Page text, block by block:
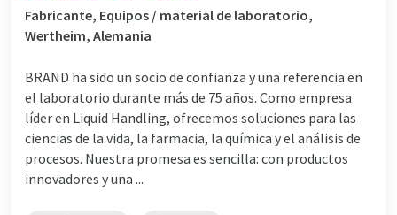
Fabricante, Equipos / material de laboratorio,
Wertheim, Alemania
BRAND ha sido un socio de confianza y una referencia en
el laboratorio durante más de 75 años. Como empresa
líder en Liquid Handling, ofrecemos soluciones para las
ciencias de la vida, la farmacia, la química y el análisis de
procesos. Nuestra promesa es sencilla: con productos
innovadores y una ...